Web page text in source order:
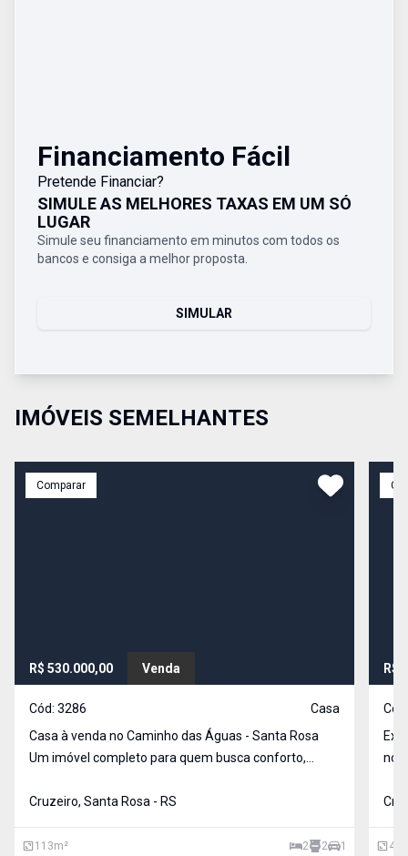
Financiamento Fácil
Pretende Financiar?
SIMULE AS MELHORES TAXAS EM UM SÓ
LUGAR
Simule seu financiamento em minutos com todos os
bancos e consiga a melhor proposta.
SIMULAR
IMÓVEIS SEMELHANTES
Comparar
R$ 530.000,00 Venda
Cód: 3286
Casa
Casa à venda no Caminho das Águas - Santa Rosa
Um imóvel completo para quem busca conforto,
em um terreno de 200 m² 2 Dormitórios 2 Banheiros
Cruzeiro, Santa Rosa - RS
113m² 2 2 1
R$
no
m²,
43